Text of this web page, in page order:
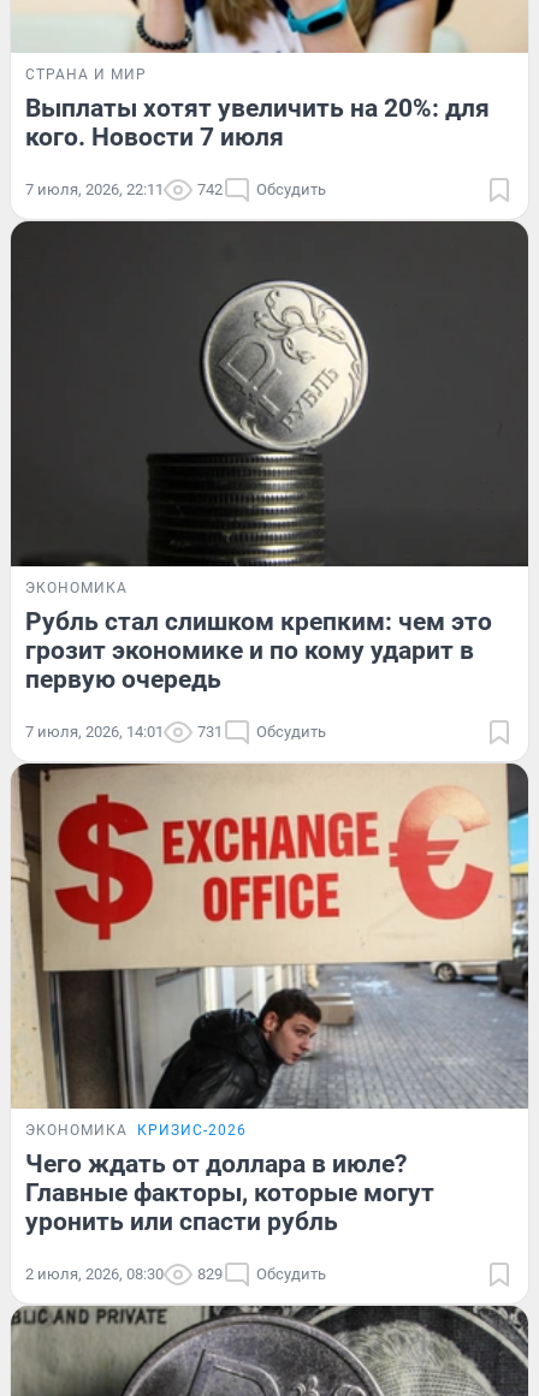
СТРАНА И МИР
Выплаты хотят увеличить на 20%: для
кого. Новости 7 июля
7 июля, 2026, 22:11 742 Обсудить
ЭКОНОМИКА
Рубль стал слишком крепким: чем это
грозит экономике и по кому ударит в
первую очередь
7 июля, 2026, 14:01 731 Обсудить
ЭКОНОМИКА КРИЗИС-2026
Чего ждать от доллара в июле?
Главные факторы, которые могут
уронить или спасти рубль
2 июля, 2026, 08:30 829 Обсудить